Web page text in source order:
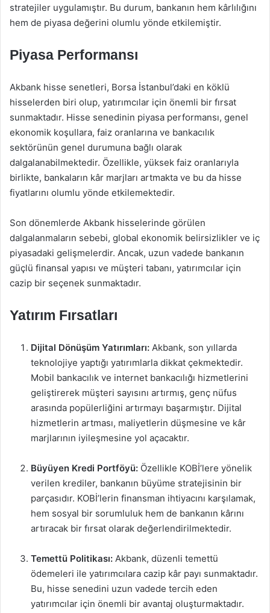
stratejiler uygulamıştır. Bu durum, bankanın hem kârlılığını
hem de piyasa değerini olumlu yönde etkilemiştir.
Piyasa Performansı
Akbank hisse senetleri, Borsa İstanbul’daki en köklü
hisselerden biri olup, yatırımcılar için önemli bir fırsat
sunmaktadır. Hisse senedinin piyasa performansı, genel
ekonomik koşullara, faiz oranlarına ve bankacılık
sektörünün genel durumuna bağlı olarak
dalgalanabilmektedir. Özellikle, yüksek faiz oranlarıyla
birlikte, bankaların kâr marjları artmakta ve bu da hisse
fiyatlarını olumlu yönde etkilemektedir.
Son dönemlerde Akbank hisselerinde görülen
dalgalanmaların sebebi, global ekonomik belirsizlikler ve iç
piyasadaki gelişmelerdir. Ancak, uzun vadede bankanın
güçlü finansal yapısı ve müşteri tabanı, yatırımcılar için
cazip bir seçenek sunmaktadır.
Yatırım Fırsatları
Dijital Dönüşüm Yatırımları: Akbank, son yıllarda
teknolojiye yaptığı yatırımlarla dikkat çekmektedir.
Mobil bankacılık ve internet bankacılığı hizmetlerini
geliştirerek müşteri sayısını artırmış, genç nüfus
arasında popülerliğini artırmayı başarmıştır. Dijital
hizmetlerin artması, maliyetlerin düşmesine ve kâr
marjlarının iyileşmesine yol açacaktır.
Büyüyen Kredi Portföyü: Özellikle KOBİ’lere yönelik
verilen krediler, bankanın büyüme stratejisinin bir
parçasıdır. KOBİ’lerin finansman ihtiyacını karşılamak,
hem sosyal bir sorumluluk hem de bankanın kârını
artıracak bir fırsat olarak değerlendirilmektedir.
Temettü Politikası: Akbank, düzenli temettü
ödemeleri ile yatırımcılara cazip kâr payı sunmaktadır.
Bu, hisse senedini uzun vadede tercih eden
yatırımcılar için önemli bir avantaj oluşturmaktadır.